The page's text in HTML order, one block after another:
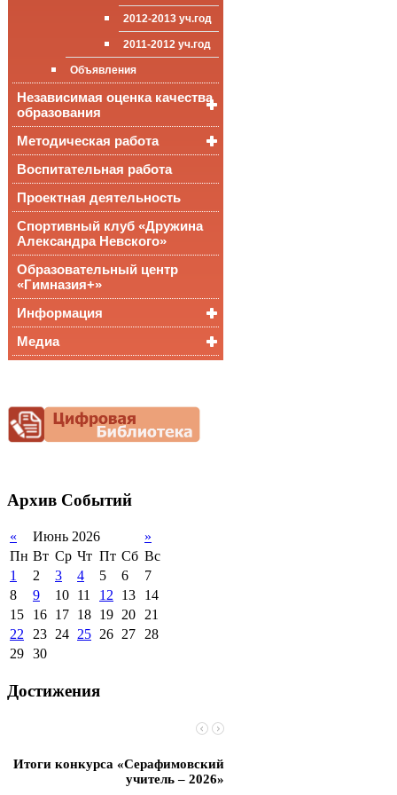
обучающихся
Стипендии и виды
поддержки обучающихся
Международное
сотрудничество
Организация питания в
образовательной
организации
2012-2013 уч.год
2011-2012 уч.год
Объявления
Независимая оценка качества
образования
Независимая оценка
качества подготовки
обучающихся
Всероссийские
проверочные
работы
Всероссийская
олимпиада
мониторинг системы
образования
Методическая работа
Уроки, мероприятия
Публикации
Материалы
педагогического форума
Воспитательная работа
Проектная деятельность
Спортивный клуб «Дружина
Александра Невского»
Образовательный центр
«Гимназия+»
Информация
Снижение
документационной
нагрузки
Медиа
Архив Событий
« Июнь 2026
»
Пн Вт Ср Чт Пт Сб Вс
1
2 3 4 5 6
7
8
9 10 11 12 13
14
15
16 17 18 19 20 21
22 23 24 25 26 27 28
29 30
Достижения
Итоги конкурса «Серафимовский
учитель – 2026»